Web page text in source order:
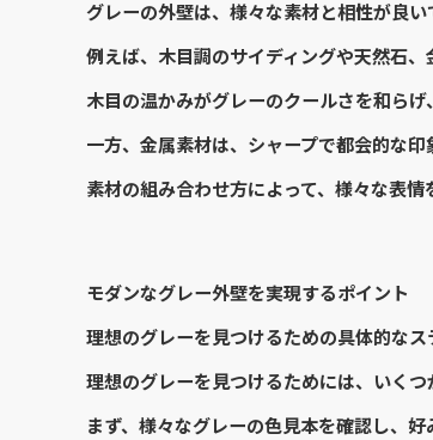
グレーの外壁は、様々な素材と相性が良い
例えば、木目調のサイディングや天然石
木目の温かみがグレーのクールさを和らげ
一方、金属素材は、シャープで都会的な
素材の組み合わせ方によって、様々な表
モダンなグレー外壁を実現するポイント
理想のグレーを見つけるための具体的なス
理想のグレーを見つけるためには、いくつ
まず、様々なグレーの色見本を確認し、好